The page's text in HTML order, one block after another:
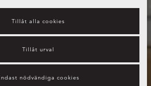
Tillåt alla cookies
Tillåt urval
nödvändiga cookies